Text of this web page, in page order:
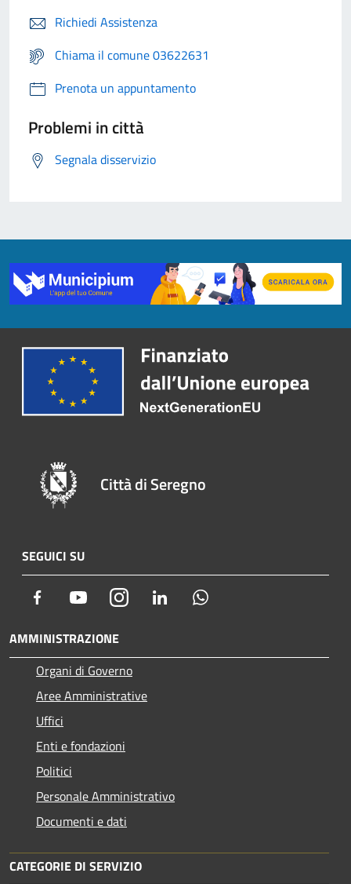
Richiedi Assistenza
Chiama il comune 03622631
Prenota un appuntamento
Problemi in città
Segnala disservizio
Città di Seregno
SEGUICI SU
Facebook YoutubeInstagram LinkedIn
AMMINISTRAZIONE
Organi di Governo
Aree Amministrative
Uffici
Enti e fondazioni
Politici
Personale Amministrativo
Documenti e dati
CATEGORIE DI SERVIZIO